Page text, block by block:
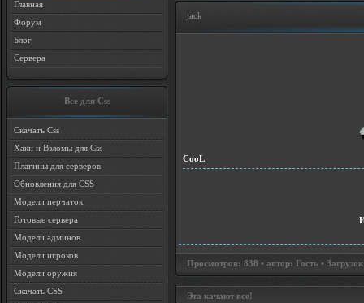
Главная
Форум
Блог
Сервера
Все для Css
Скачать Css
Хаки и Взломы для Css
Плагины для серверов
Обновления для CSS
Модели перчаток
Готовые сервера
Модели админов
Модели игроков
Модели оружия
Скачать CSS
jack
CooL
Просмотров: 838 • автор: Гость •
Эта качают все!